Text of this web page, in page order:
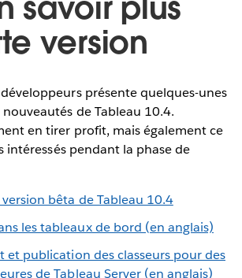
version
présente quelques-unes
de Tableau 10.4.
en tirer profit, mais également ce
intéressés pendant la phase de
bêta de Tableau 10.4
les tableaux de bord (en anglais)
et publication des classeurs pour des
de Tableau Server (en anglais)